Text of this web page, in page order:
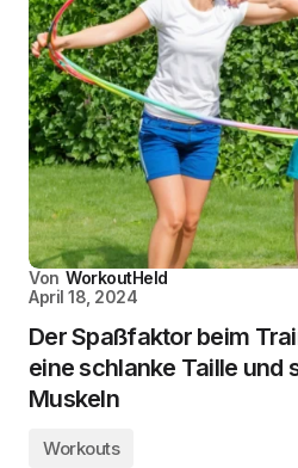
Von WorkoutHeld
April 18, 2024
Der Spaßfaktor beim
eine schlanke Taille und
Muskeln
Workouts